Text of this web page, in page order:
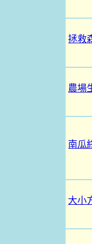
拯救
農場
南瓜
大小